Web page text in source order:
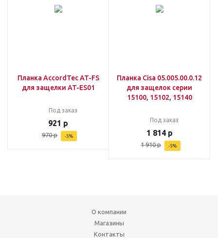
Планка AccordTec AT-FS
для защелки AT-ES01
Под заказ
921 р
970р -5%
Планка Cisa 05.005.00.0.12
для защелок серии
15100, 15102, 15140
Под заказ
1 814р
1 910р -5%
О компании
Магазины
Контакты